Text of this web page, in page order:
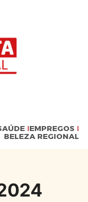
EMPREGOS
BELEZA REGIONAL